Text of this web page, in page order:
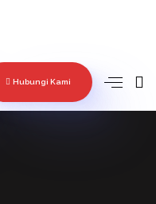
Hubungi Kami